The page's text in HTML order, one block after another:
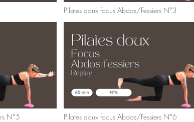
Pilates doux focus Abdos/Fessiers N°3
N°5 Pilates doux focus Abdos/Fessiers N°6